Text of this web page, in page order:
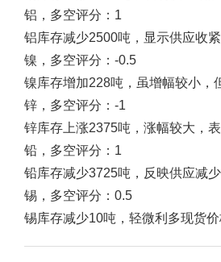
铝，多空评分：1
铝库存减少2500吨，显示供应收
镍，多空评分：-0.5
镍库存增加228吨，虽增幅较小，
锌，多空评分：-1
锌库存上涨2375吨，涨幅较大，
铅，多空评分：1
铅库存减少3725吨，反映供应减
锡，多空评分：0.5
锡库存减少10吨，轻微利多现货